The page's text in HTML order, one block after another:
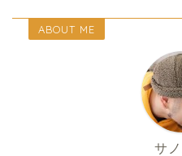
ABOUT ME
サ